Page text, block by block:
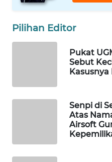
Pilihan Editor
Pukat
Sebut
Senpi di
Atas
Airsoft
LABUANBAJO
Media
NEWS